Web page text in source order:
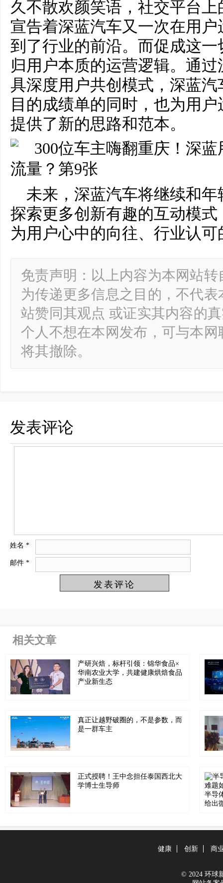
久不散欢颜笑语，社交平台
宣告着深蓝汽车又一次在用
到了行业的前沿。而促成这
归用户本质的运营逻辑。通
具深度用户共创模式，深蓝
目的成绩单的同时，也为用
提供了新的思路和范本。
未来，深蓝汽车将继续和
探索更多创新有趣的互动模式
为用户心中的向往、行业认可
免责声明：以上内容为本网站
为传递更多信息之目的，不代
站赞同其观点 或证实其内容的
个人不想在本网发布，可与本
将其撤除。
发表评论
姓名 *
邮件 *
相关文章
产研兴焙，标杆引领：锦华食品×
华南农业大学，共建健康烘焙食品
产业新生态
真正让越野破圈的，不是参数，而
是一群车主
正式授聘！王中念担任泰国西北大
学博士生导师
健康 创新 商
© 2024 环球